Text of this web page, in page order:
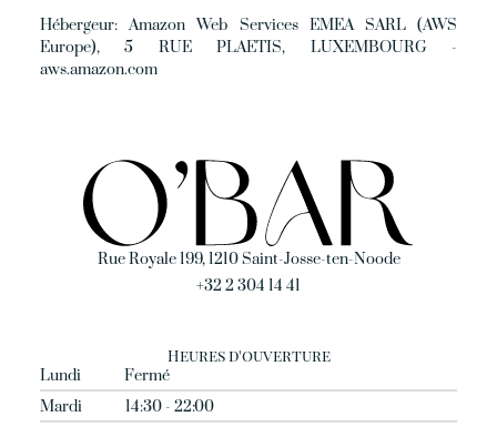
Hébergeur:Amazon Web Services EMEA SARL (AWS
Europe), 5 RUE PLAETIS, LUXEMBOURG -
aws.amazon.com
Rue Royale 199, 1210 Saint-Josse-ten-Noode
+32 2 304 14 41
Heures d'ouverture
Lundi
Fermé
Mardi
14:30 - 22:00